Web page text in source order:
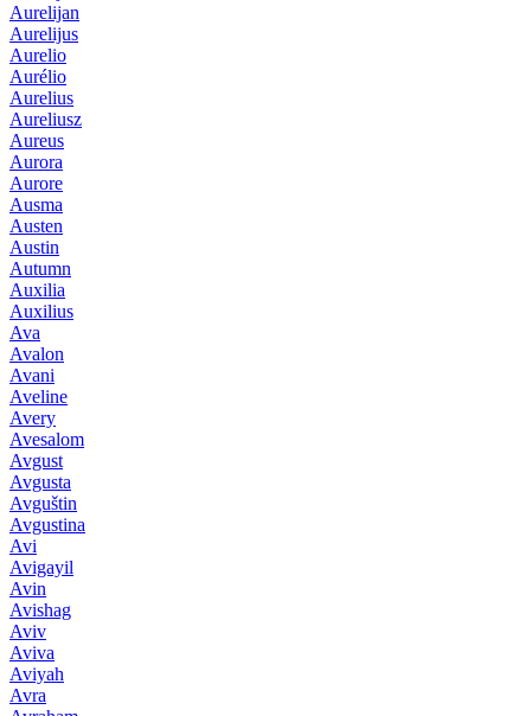
Aurelijan
Aurelijus
Aurelio
Aurélio
Aurelius
Aureliusz
Aureus
Aurora
Aurore
Ausma
Austen
Austin
Autumn
Auxilia
Auxilius
Ava
Avalon
Avani
Aveline
Avery
Avesalom
Avgust
Avgusta
Avguštin
Avgustina
Avi
Avigayil
Avin
Avishag
Aviv
Aviva
Aviyah
Avra